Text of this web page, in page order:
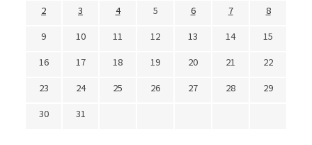
2
3 4 5 6 7
8
9
10 11 12 13 14
15
16
17 18 19 20 21
22
23
24 25 26 27 28
29
30
31